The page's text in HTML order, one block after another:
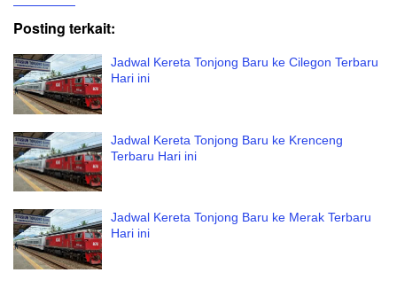
Posting terkait:
Jadwal Kereta Tonjong Baru ke Cilegon Terbaru
Hari ini
Jadwal Kereta Tonjong Baru ke Krenceng
Terbaru Hari ini
Jadwal Kereta Tonjong Baru ke Merak Terbaru
Hari ini